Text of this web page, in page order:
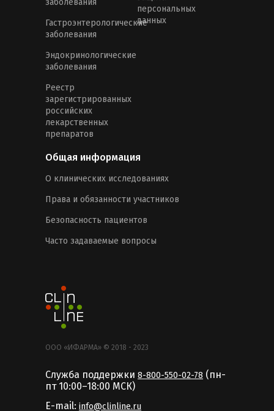
заболевания
Гастроэнтерологические
заболевания
Эндокринологические
заболевания
Реестр
зарегистрированных
российских
лекарственных
препаратов
персональных
данных
Общая информация
О клинических исследованиях
Права и обязанности участников
Безопасность пациентов
Часто задаваемые вопросы
ООО «ИФАРМА» © 2018 - 2023
Служба поддержки 8-800-550-02-78 (пн-
пт 10:00–18:00 MCК)
E-mail: info@clinline.ru